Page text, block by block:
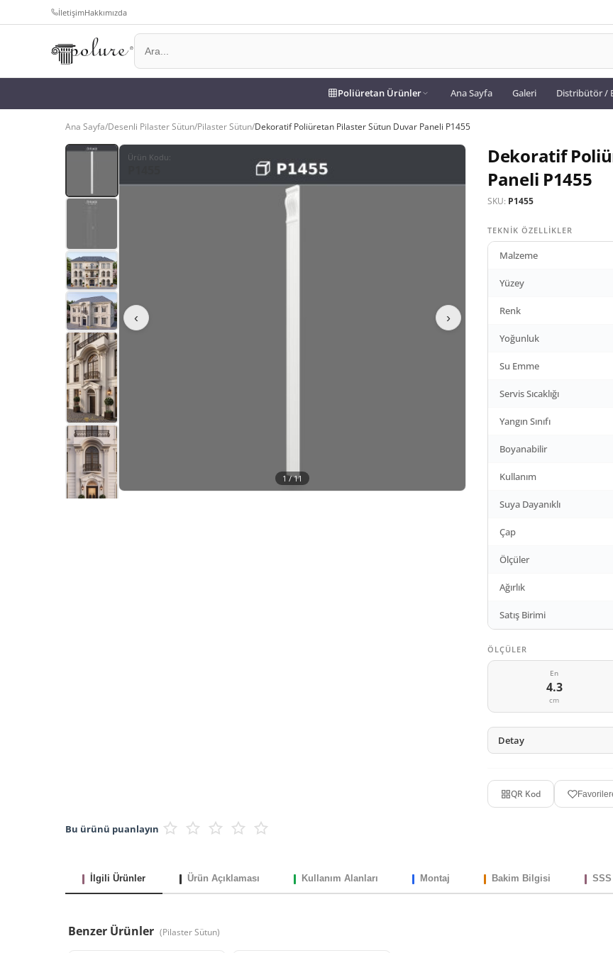
İletişimHakkımızda
Poliüretan Ürünler Ana Sayfa Galeri Distribütör /
Ana Sayfa/Desenli Pilaster Sütun/Pilaster Sütun/Dekoratif Poliüretan Pilaster Sütun Duvar Paneli P1455
Ürün Kodu:
‹ ›
1 /11
Dekoratif
Paneli P1455
SKU: P1455
TEKNIK ÖZELLIKLER
Malzeme
Yüzey
Renk
Yoğunluk
Su Emme
Servis Sıcaklığı
Yangın Sınıfı
Boyanabilir
Kullanım
Suya Dayanıklı
Çap
Ölçüler
Ağırlık
Satış Birimi
ÖLÇÜLER
En
4.3
cm
Detay
QR Kod
Bu ürünü puanlayın
İlgili Ürünler Ürün Açıklaması Kullanım Alanları Montaj Bakim Bilgisi SSS
Benzer Ürünler (Pilaster Sütun)